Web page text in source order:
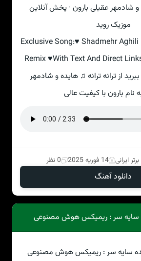
و شادمهر عقیلی بارون · پخش آنلاین
موزیک روید
Exclusive Song:♥ Shadmehr
Remix ♥With Text And Direct
از ترانه ترانه ♫ هایده و شادمهر
نام بارون با کیفیت عالی
ایرانی 14 فوریه 2025 0 نظر
دانلود آهنگ
سایه سر : ریمیکس هوش مصنوعی